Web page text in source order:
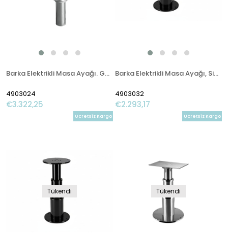
Barka Elektrikli Masa Ayağı. Gömme. 24V. 3 Kademe - 785mm
4903024
€3.322,25
Barka Elektrikli Masa Ayağı, Siyah. 12V. 2 Kademe-700mm
4903032
€2.293,17
Tükendi
Ücretsiz Kargo
Tükendi
Ücretsiz Kargo